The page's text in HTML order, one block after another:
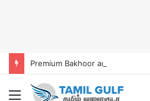
Menu